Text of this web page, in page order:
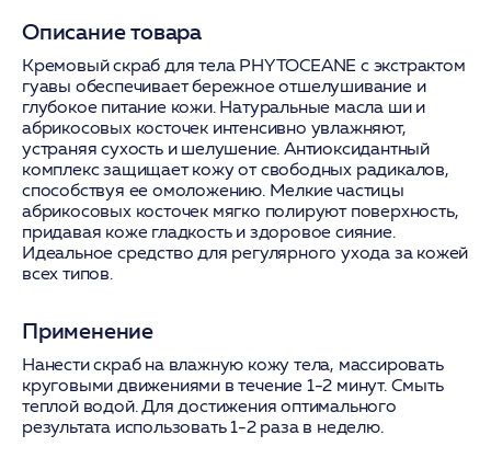
Описание товара
Кремовый скраб для тела PHYTOCEANE с экстрактом
гуавы обеспечивает бережное отшелушивание и
глубокое питание кожи. Натуральные масла ши и
абрикосовых косточек интенсивно увлажняют,
устраняя сухость и шелушение. Антиоксидантный
комплекс защищает кожу от свободных радикалов,
способствуя ее омоложению. Мелкие частицы
абрикосовых косточек мягко полируют поверхность,
придавая коже гладкость и здоровое сияние.
Идеальное средство для регулярного ухода за кожей
всех типов.
Применение
Нанести скраб на влажную кожу тела, массировать
круговыми движениями в течение 1-2 минут. Смыть
теплой водой. Для достижения оптимального
результата использовать 1-2 раза в неделю.